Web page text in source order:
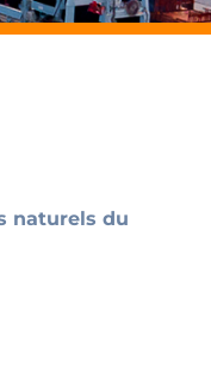
naturels du